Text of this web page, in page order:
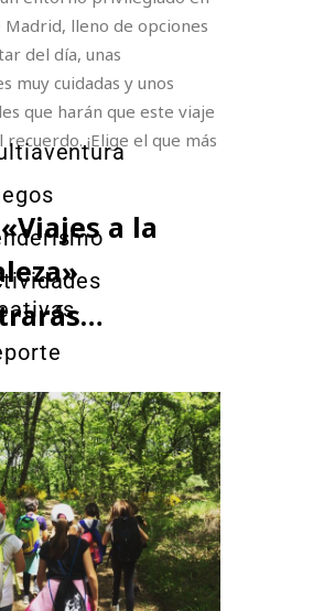
Madrid, lleno de opciones
del día, unas
muy cuidadas y unos
que harán que este viaje
¡Elige el que más
a la